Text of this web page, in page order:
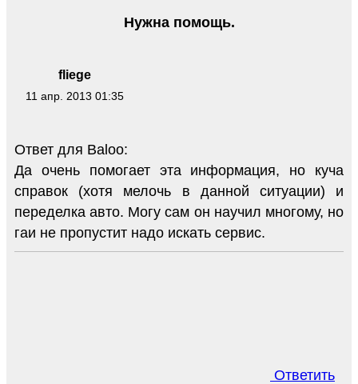
fliege
11 апр. 2013 01:35
Нужна помощь.
Ответ для Baloo:
Да очень помогает эта информация, но куча
справок (хотя мелочь в данной ситуации) и
переделка авто. Могу сам он научил многому, но
гаи не пропустит надо искать сервис.
Ответить